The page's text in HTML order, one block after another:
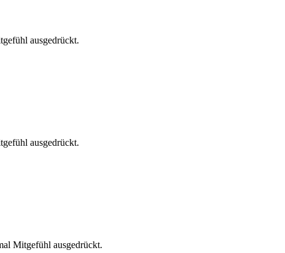
ausgedrückt.
ausgedrückt.
Mitgefühl ausgedrückt.